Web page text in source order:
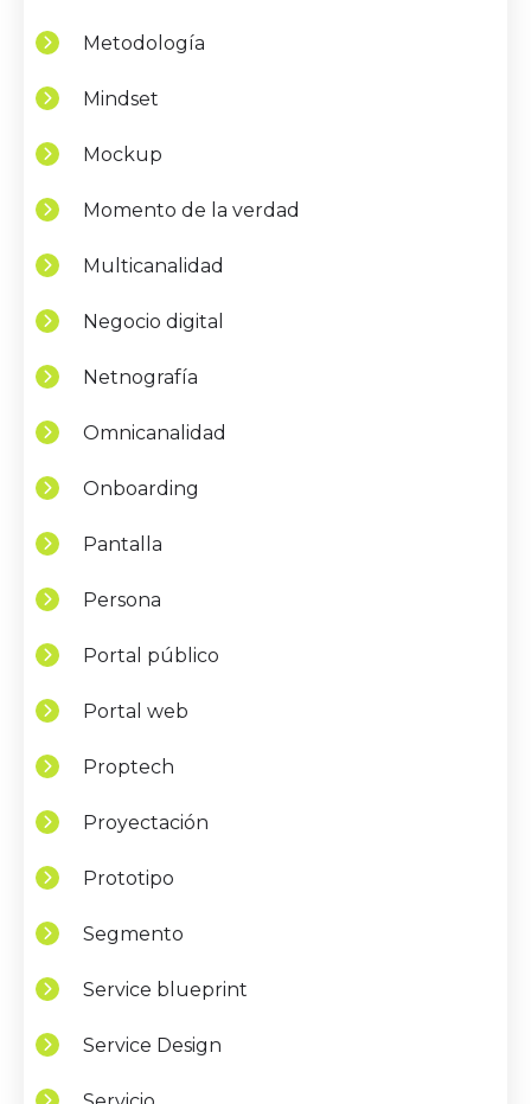
Metodología
Mindset
Mockup
Momento de la verdad
Multicanalidad
Negocio digital
Netnografía
Omnicanalidad
Onboarding
Pantalla
Persona
Portal público
Portal web
Proptech
Proyectación
Prototipo
Segmento
Service blueprint
Service Design